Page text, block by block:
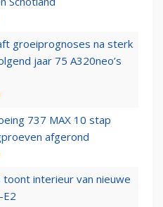
groeiprognoses na sterk
jaar 75 A320neo’s
737 MAX 10 stap
afgerond
toont interieur van nieuwe